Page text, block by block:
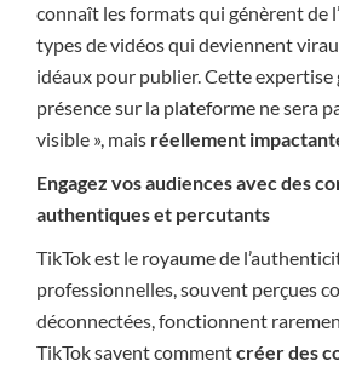
connaît les formats qui génèrent de
types de vidéos qui deviennent
idéaux pour publier. Cette
présence sur la plateforme ne sera
visible », mais réellement
Engagez vos audiences avec des
authentiques et percutants
TikTok est le royaume de
professionnelles, souvent perçues
déconnectées, fonctionnent
TikTok savent commentcréer des